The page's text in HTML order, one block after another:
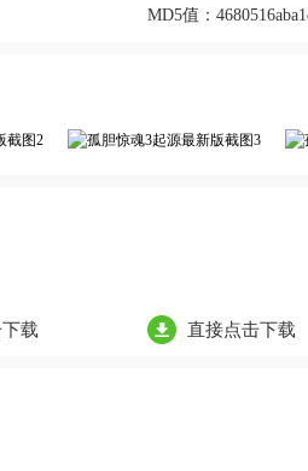
MD5值：
载 直接点击下载